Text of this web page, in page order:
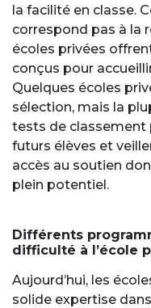
la facilité en classe.
correspond pas à la
écoles privées
conçus pour
Quelques écoles
sélection, mais la
tests de classement
futurs élèves et
accès au soutien
plein potentiel.
Différents
difficulté à l’école
Aujourd’hui, les
solide expertise